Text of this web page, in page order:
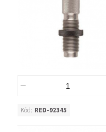
Kód: RED-92345